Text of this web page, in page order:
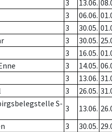
3 13.06.
3 06.06.
3 30.05.
3 30.05.
3 16.05.
3 14.05.
3 13.06.
3 26.05.
S- 3 13.06.
3 30.05.